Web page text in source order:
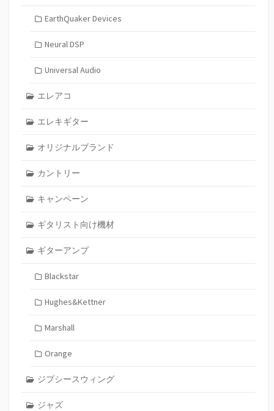
EarthQuaker Devices
Neural DSP
Universal Audio
エレアコ
エレキギター
オリジナルブランド
カントリー
キャンペーン
ギタリスト向け機材
ギターアンプ
Blackstar
Hughes&Kettner
Marshall
Orange
ジプシースウィング
ジャズ